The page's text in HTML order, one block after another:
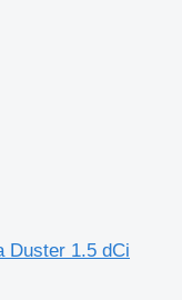
Duster 1.5 dCi